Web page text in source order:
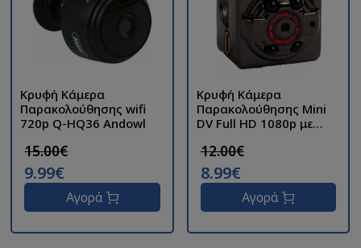
Κρυφή Κάμερα
Παρακολούθησης wifi
720p Q-HQ36 Andowl
15.00€
9.99€
Αγορά
Κρυφή Κάμερα
Παρακολούθησης Mini
DV Full HD 1080p με
12.00€
8.99€
Αγορά